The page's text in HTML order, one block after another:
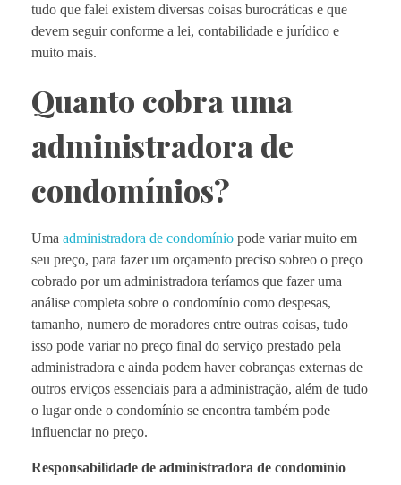
tudo que falei existem diversas coisas burocráticas e que
devem seguir conforme a lei, contabilidade e jurídico e
muito mais.
Quanto cobra uma
administradora de
condomínios?
Uma administradora de condomínio pode variar muito em
seu preço, para fazer um orçamento preciso sobreo o preço
cobrado por um administradora teríamos que fazer uma
análise completa sobre o condomínio como despesas,
tamanho, numero de moradores entre outras coisas, tudo
isso pode variar no preço final do serviço prestado pela
administradora e ainda podem haver cobranças externas de
outros erviços essenciais para a administração, além de tudo
o lugar onde o condomínio se encontra também pode
influenciar no preço.
Responsabilidade de administradora de condomínio